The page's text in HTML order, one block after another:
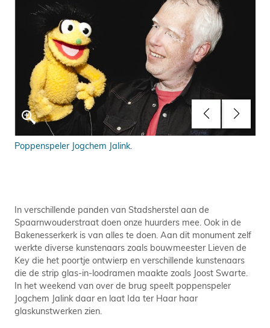
Poppenspeler Jogchem Jalink.
In verschillende panden van Stadsherstel aan de
Spaarnwouderstraat doen onze huurders mee. Ook in de
Bakenesserkerk is van alles te doen. Aan dit monument zelf
werkte diverse kunstenaars zoals bouwmeester Lieven de
Key die het poortje ontwierp en verschillende kunstenaars
die de strip glas-in-loodramen maakte zoals Joost Swarte.
In het weekend van over de brug speelt poppenspeler
Jogchem Jalink daar en laat Ida ter Haar haar
glaskunstwerken zien.